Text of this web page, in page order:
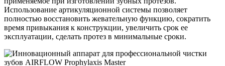
Использование артикуляционной системы позволяет
полностью восстановить жевательную функцию, сократить
время привыкания к конструкции, увеличить срок ее
эксплуатации, сделать протез в минимальные сроки.